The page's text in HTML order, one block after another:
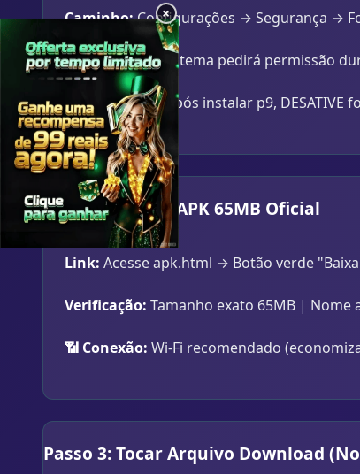
Caminho:Configurações → Segurança →
Android 8.0+:Sistema pedirá permissão
⚠️ Segurança:Após instalar p9, DESATIVE
Passo 2: Baixar APK 65MB Oficial
Link: Acesse apk.html → Botão verde
Verificação: Tamanho exato 65MB | Nome
📶 Conexão: Wi-Fi recomendado
Passo 3: Tocar Arquivo Download
×